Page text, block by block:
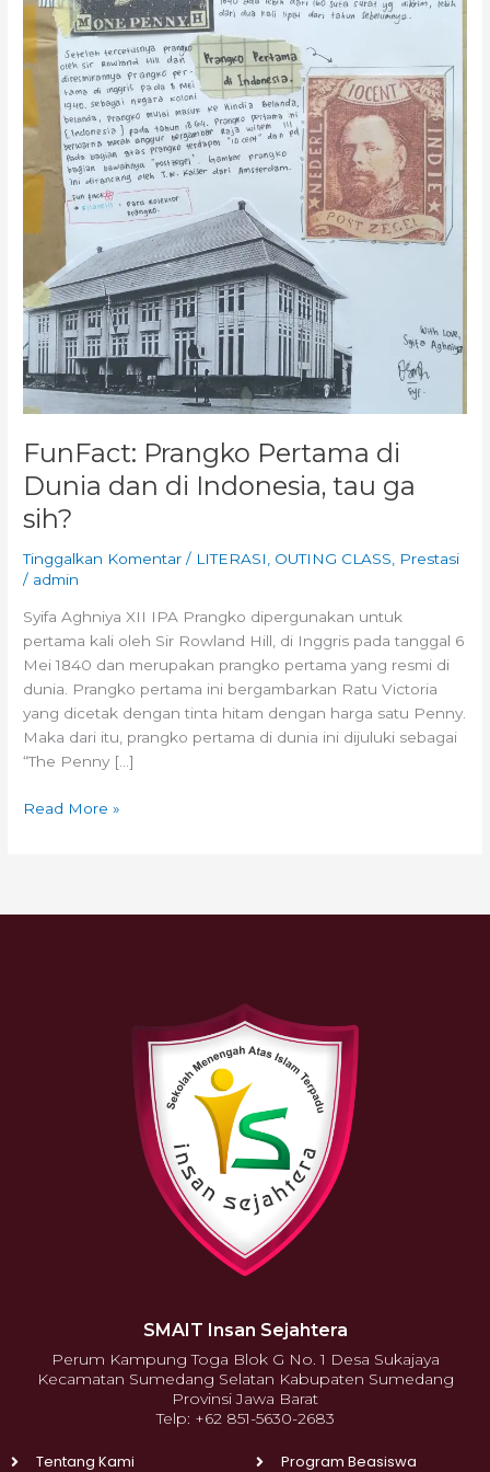
FunFact: Prangko Pertama di
Dunia dan di Indonesia, tau ga
sih?
Tinggalkan Komentar / LITERASI OUTING CLASS
Prestasi
/ admin
Syifa Aghniya XII IPA Prangko dipergunakan untuk
pertama kali oleh Sir Rowland Hill, di Inggris pada tanggal 6
Mei 1840 dan merupakan prangko pertama yang resmi di
dunia. Prangko pertama ini bergambarkan Ratu Victoria
yang dicetak dengan tinta hitam dengan harga satu Penny.
Maka dari itu, prangko pertama di dunia ini dijuluki sebagai
“The Penny […]
ga
sih?
Read More »
SMAIT Insan Sejahtera
Perum Kampung Toga Blok G No. 1 Desa Sukajaya
Kecamatan Sumedang Selatan Kabupaten Sumedang
Provinsi Jawa Barat
Telp: +62 851-5630-2683
Tentang Kami Program Beasiswa